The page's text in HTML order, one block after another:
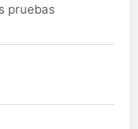
pruebas